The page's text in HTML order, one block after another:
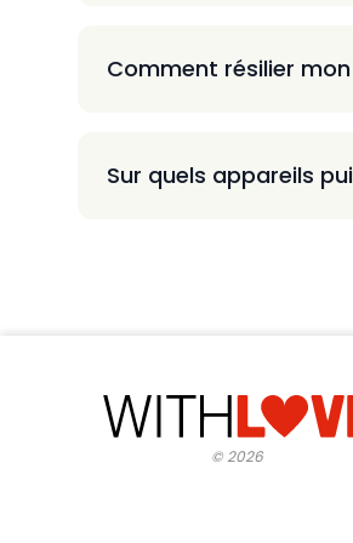
Comment résilier
Sur quels appareils
©2026